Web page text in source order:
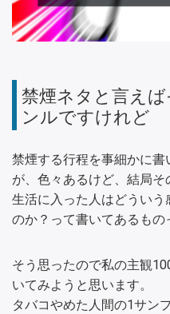
禁煙ネタと言え
ンルですけれど
禁煙する行程を事細かに
が、色々あるけど、結局
生活に入った人はどうい
のか？って書いてあるもの
そう思ったので私の主観
いてみようと思います。
タバコやめた人間の1サン